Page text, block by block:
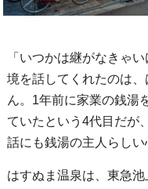
「いつかは継がなきゃ
境を話してくれたのは
ん。1年前に家業の銭湯
ていたという4代目だが
話にも銭湯の主人らしい
はすぬま温泉は、東急